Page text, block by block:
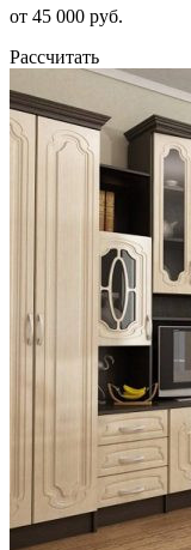
от 45 000 руб.
Рассчитать